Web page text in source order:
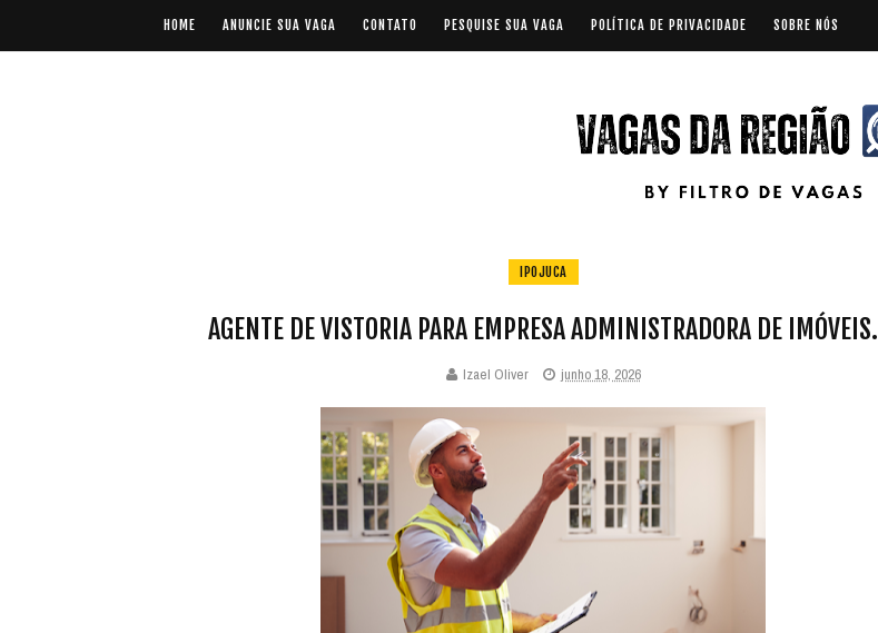
HOME ANUNCIE SUA VAGA CONTATO PESQUISE SUA VAGA POLÍTICA DE PRIVACIDADE SOBRE NÓS
IPOJUCA
AGENTE DE VISTORIA PARA EMPRESA ADMINISTRADORA DE IMÓVEIS.
Izael Oliver junho 18, 2026